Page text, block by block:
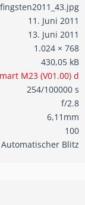
11. Juni 2011
13. Juni 2011
1.024 × 768
430,05 kB
M23 (V01.00) d
254/100000 s
f/2.8
6,11mm
100
Blitz